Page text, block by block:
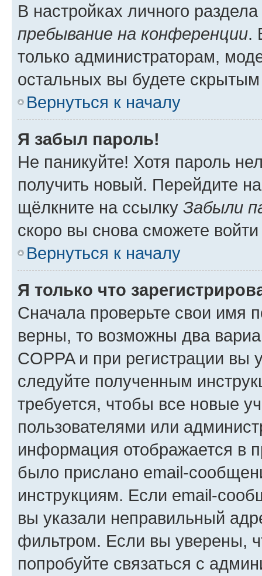
В настройках личного
пребывание на конференции.
только администраторам,
остальных вы будете
Вернуться к началу
Я забыл пароль!
Не паникуйте! Хотя пароль
получить новый. Перейдите
щёлкните на ссылку Забыли
скоро вы снова сможете
Вернуться к началу
Я только что
Сначала проверьте свои имя
верны, то возможны два
COPPA и при регистрации вы
следуйте полученным
требуется, чтобы все новые
пользователями или
информация отображается в
было прислано email-
инструкциям. Если email-
вы указали неправильный
фильтром. Если вы уверены,
попробуйте связаться с